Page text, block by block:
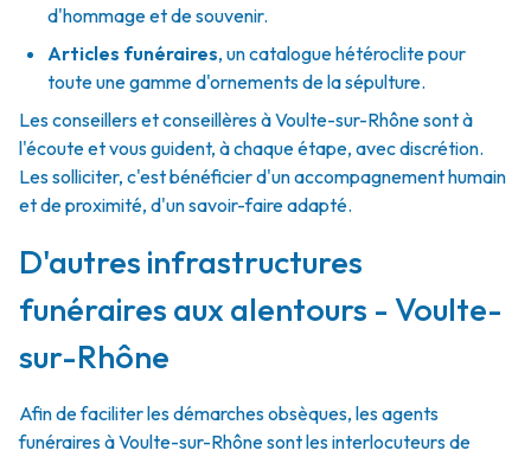
d'hommage et de souvenir.
Articles funéraires, un catalogue hétéroclite pour
toute une gamme d'ornements de la sépulture.
Les conseillers et conseillères à Voulte-sur-Rhône sont à
l'écoute et vous guident, à chaque étape, avec discrétion.
Les solliciter, c'est bénéficier d'un accompagnement humain
et de proximité, d'un savoir-faire adapté.
D'autres infrastructures
funéraires aux alentours - Voulte-
sur-Rhône
Afin de faciliter les démarches obsèques, les agents
funéraires à Voulte-sur-Rhône sont les interlocuteurs de